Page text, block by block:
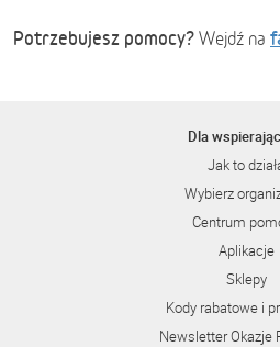
Potrzebujesz pomocy? Wejdź na
Dla
Jak to
Wybierz
Centrum
Aplikacje
Sklepy
Kody rabatowe i
Newsletter Okazje